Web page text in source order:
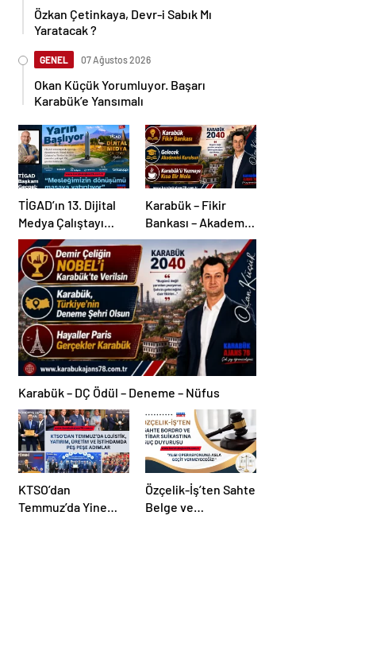
Özkan Çetinkaya, Devr-i Sabık Mı
Yaratacak ?
GENEL 07 Ağustos 2026
Okan Küçük Yorumluyor. Başarı
Karabük’e Yansımalı
TİGAD’ın 13. Dijital
Medya Çalıştayı
Iğdır’da…
Karabük – Fikir
Bankası – Akademi –
Mola
Karabük – DÇ Ödül – Deneme – Nüfus
KTSO’dan
Temmuz’da Yine
Özçelik-İş’ten Sahte
Belge ve